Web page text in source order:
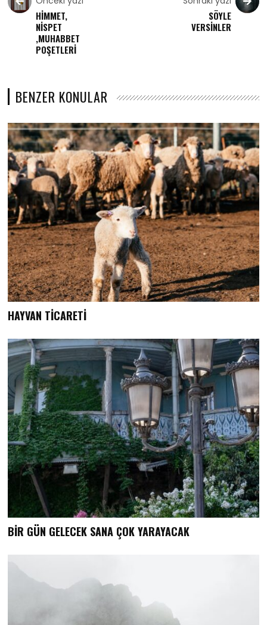
HİMMET,
NİSPET
,MUHABBET
POŞETLERİ
SÖYLE
VERSİNLER
BENZER KONULAR
HAYVAN TİCARETİ
BİR GÜN GELECEK SANA ÇOK YARAYACAK